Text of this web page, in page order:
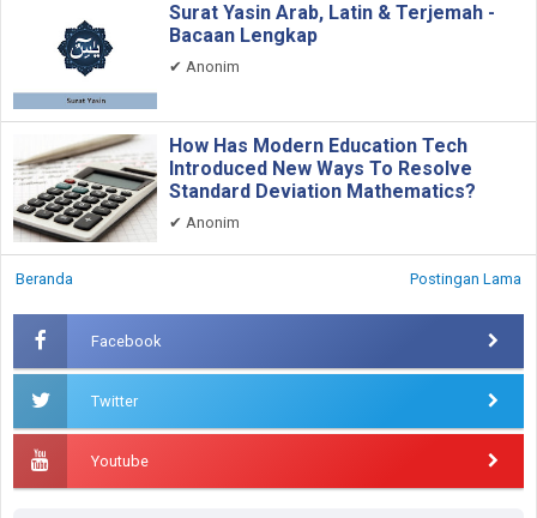
Surat Yasin Arab, Latin & Terjemah -
Bacaan Lengkap
✔ Anonim
How Has Modern Education Tech
Introduced New Ways To Resolve
Standard Deviation Mathematics?
✔ Anonim
Postingan Lama
Beranda
Facebook
Twitter
Youtube